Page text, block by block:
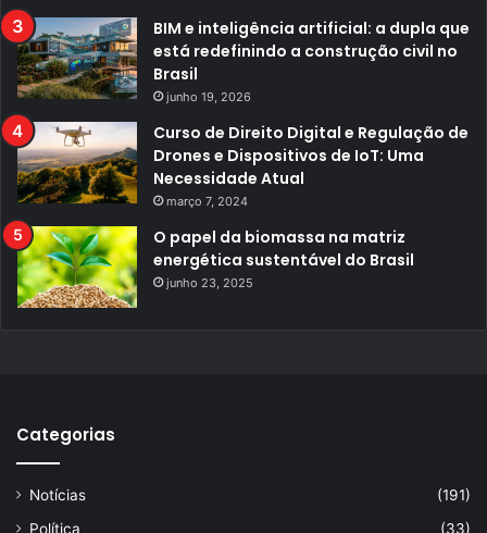
BIM e inteligência artificial: a dupla que
está redefinindo a construção civil no
Brasil
junho 19, 2026
Curso de Direito Digital e Regulação de
Drones e Dispositivos de IoT: Uma
Necessidade Atual
março 7, 2024
O papel da biomassa na matriz
energética sustentável do Brasil
junho 23, 2025
Categorias
Notícias
(191)
Política
(33)